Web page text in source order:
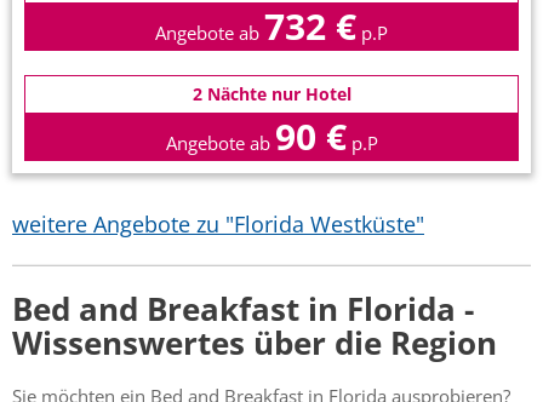
Angebote ab 732 € p.P
2 Nächte nur Hotel
Angebote ab 90 € p.P
weitere Angebote zu "Florida Westküste"
Bed and Breakfast in Florida -
Wissenswertes über die Region
Sie möchten ein Bed and Breakfast in Florida ausprobieren?